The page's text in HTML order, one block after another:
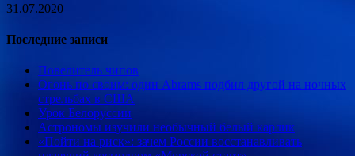
31.07.2020
Последние записи
Повелитель чипов
Огонь по своим: один Abrams подбил другой на ночных
стрельбах в США
Урок Белоруссии
Астрономы изучили необычный белый карлик
«Пойти на риск»: зачем России восстанавливать